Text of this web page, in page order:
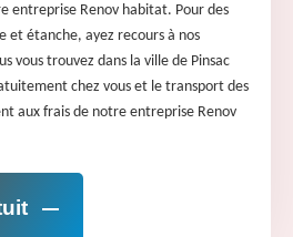
entreprise Renov habitat. Pour des
et étanche, ayez recours à nos
vous trouvez dans la ville de Pinsac
chez vous et le transport des
aux frais de notre entreprise Renov